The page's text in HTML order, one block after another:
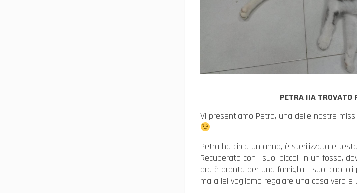
PETRA HA TROVATO
Vi presentiamo Petra, una delle nostre
Petra ha circa un anno, è sterilizzata e
Recuperata con i suoi piccoli in un fosso,
ora è pronta per una famiglia: i suoi
ma a lei vogliamo regalare una casa vera